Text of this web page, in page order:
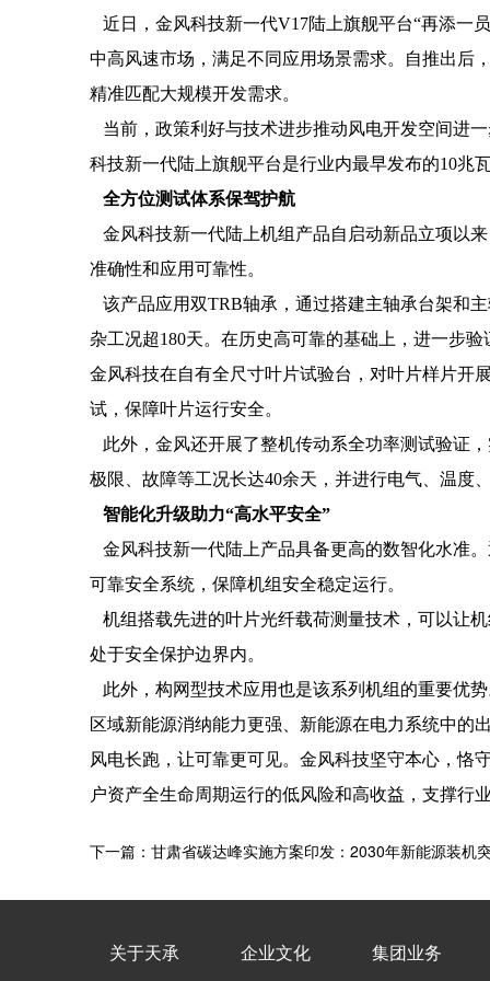
近日，金风科技新一代V17陆上旗舰平台“再添一
中高风速市场，满足不同应用场景需求。自推出后
精准匹配大规模开发需求。
当前，政策利好与技术进步推动风电开发空间进
科技新一代陆上旗舰平台是行业内最早发布的10兆
全方位测试体系保驾护航
金风科技新一代陆上机组产品自启动新品立项以
准确性和应用可靠性。
该产品应用双TRB轴承，通过搭建主轴承台架和
杂工况超180天。在历史高可靠的基础上，进一步
金风科技在自有全尺寸叶片试验台，对叶片样片开
试，保障叶片运行安全。
此外，金风还开展了整机传动系全功率测试验证
极限、故障等工况长达40余天，并进行电气、温度
智能化升级助力“高水平安全”
金风科技新一代陆上产品具备更高的数智化水准
可靠安全系统，保障机组安全稳定运行。
机组搭载先进的叶片光纤载荷测量技术，可以让
处于安全保护边界内。
此外，构网型技术应用也是该系列机组的重要优
区域新能源消纳能力更强、新能源在电力系统中的
风电长跑，让可靠更可见。金风科技坚守本心，恪
户资产全生命周期运行的低风险和高收益，支撑行
下一篇：甘肃省碳达峰实施方案印发：2030年新能源装机
关于天承 企业文化 集团业务